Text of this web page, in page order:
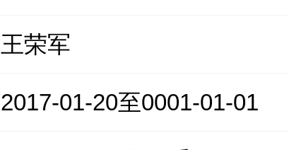
王荣军
2017-01-20至0001-01-01